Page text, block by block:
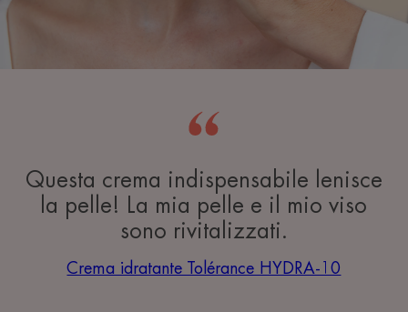
Questa crema indispensabile lenisce
la pelle! La mia pelle e il mio viso
sono rivitalizzati.
Crema idratante Tolérance HYDRA-10